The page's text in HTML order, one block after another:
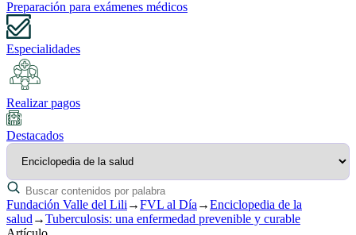
Preparación para exámenes médicos
Especialidades
Realizar pagos
Destacados
Fundación Valle del Lili →FVL al Día →Enciclopedia de la
salud →Tuberculosis: una enfermedad prevenible y curable